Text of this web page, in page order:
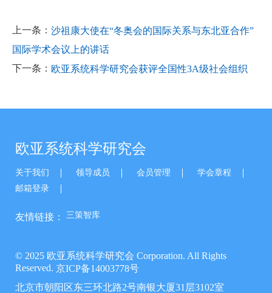
上一条： 沙祖康大使在“冬奥会的国际关系与东北亚合作”
国际学术会议上的讲话
下一条： 欧亚系统科学研究会获评全国性3A级社会组织
欧亚系统科学研究会
关于我们 领导成员 会员管理
学会章程
邮箱登录
友情链接： 三策智库
© 2025 欧亚系统科学研究会 Corporation. All Rights
Reserved. 京ICP备14003778号
北京市朝阳区东三环北路2号南银大厦31层3102室